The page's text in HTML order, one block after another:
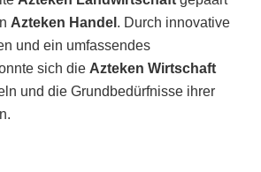
Azteken Handel . Durch innovative
und ein umfassendes
sich die Azteken Wirtschaft
und die Grundbedürfnisse ihrer